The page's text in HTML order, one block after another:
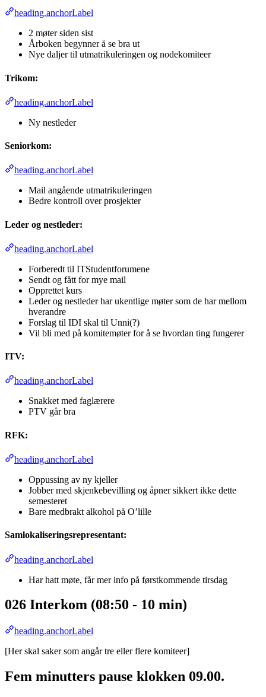
heading.anchorLabel
2 møter siden sist
Årboken begynner å se bra ut
Nye daljer til utmatrikuleringen og nodekomiteer
Trikom:
heading.anchorLabel
Ny nestleder
Seniorkom:
heading.anchorLabel
Mail angående utmatrikuleringen
Bedre kontroll over prosjekter
Leder og nestleder:
heading.anchorLabel
Forberedt til ITStudentforumene
Sendt og fått for mye mail
Opprettet kurs
Leder og nestleder har ukentlige møter som de har mellom
hverandre
Forslag til IDI skal til Unni(?)
Vil bli med på komitemøter for å se hvordan ting fungerer
ITV:
heading.anchorLabel
Snakket med faglærere
PTV går bra
RFK:
heading.anchorLabel
Oppussing av ny kjeller
Jobber med skjenkebevilling og åpner sikkert ikke dette
semesteret
Bare medbrakt alkohol på O’lille
Samlokaliseringsrepresentant:
heading.anchorLabel
Har hatt møte, får mer info på førstkommende tirsdag
026 Interkom (08:50 - 10 min)
heading.anchorLabel
[Her skal saker som angår tre eller flere komiteer]
Fem minutters pause klokken 09.00.